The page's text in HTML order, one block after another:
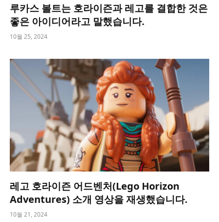
루카스 볼트는 호라이즌과 레고를 결합한 것은
좋은 아이디어라고 말했습니다.
10월 25, 2024
레고 호라이즌 어드벤처(Lego Horizon
Adventures) 소개 영상을 재생했습니다.
10월 21, 2024